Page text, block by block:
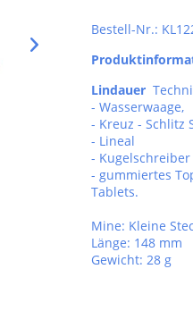
Bestell-Nr.:
Lindauer
- Wasserwaage,
- Kreuz - Schlitz
- Lineal
- Kugelschreiber
- gummiertes
Tablets.
Mine: Kleine
Länge: 148 mm
Gewicht: 28 g